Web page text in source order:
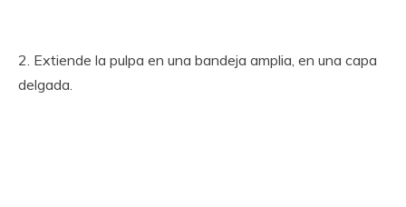
2. Extiende la pulpa en una bandeja amplia, en una capa
delgada.